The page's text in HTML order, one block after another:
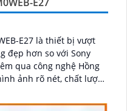
E27
E27 là thiết bị vượt
đẹp hơn so với Sony
ảnh rõ nét, chất lượng